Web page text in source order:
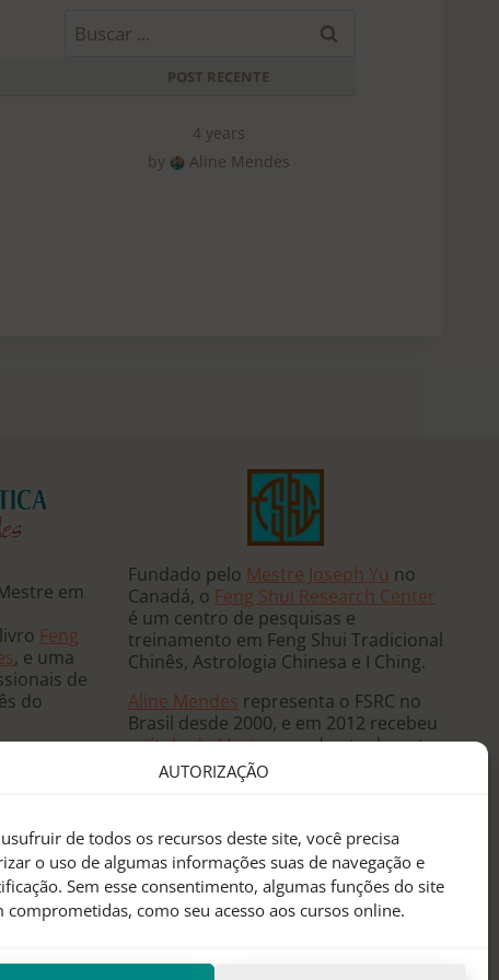
AUTORIZAÇÃO
de todos os recursos deste site, você precisa
o uso de algumas informações suas de navegação e
Sem esse consentimento, algumas funções do site
comprometidas, como seu acesso aos cursos online.
POST RECENTE
4 years
by
Aline Mendes
em
Feng
, e uma
de
do
ministra
de
Fundado pelo Mestre Joseph Yu no
Canadá, o Feng Shui Research Center
é um centro de pesquisas e
treinamento em Feng Shui Tradicional
Chinês, Astrologia Chinesa e I Ching.
Aline Mendes representa o FSRC no
Brasil desde 2000, e em 2012 recebeu
otítulo de Mestre, sendo atualmente
a únicaMentora Oficial
língua portuguesa.